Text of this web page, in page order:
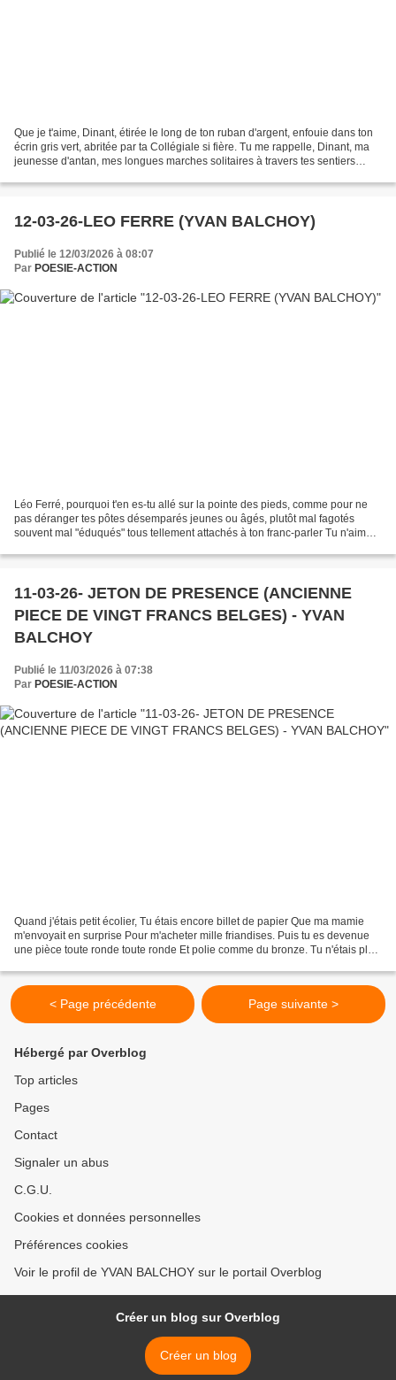
Que je t'aime, Dinant, étirée le long de ton ruban d'argent, enfouie dans ton
écrin gris vert, abritée par ta Collégiale si fière. Tu me rappelle, Dinant, ma
jeunesse d'antan, mes longues marches solitaires à travers tes sentiers
12-03-26-LEO FERRE (YVAN BALCHOY)
Publié le 12/03/2026 à 08:07
Par POESIE-ACTION
Léo Ferré, pourquoi t'en es-tu allé sur la pointe des pieds, comme pour ne
pas déranger tes pôtes désemparés jeunes ou âgés, plutôt mal fagotés
souvent mal "éduqués" tous tellement attachés à ton franc-parler Tu n'aimais
11-03-26- JETON DE PRESENCE (ANCIENNE
PIECE DE VINGT FRANCS BELGES) - YVAN
BALCHOY
Publié le 11/03/2026 à 07:38
Par POESIE-ACTION
Quand j'étais petit écolier, Tu étais encore billet de papier Que ma mamie
m'envoyait en surprise Pour m'acheter mille friandises. Puis tu es devenue
une pièce toute ronde toute ronde Et polie comme du bronze. Tu n'étais plus
< Page précédente Page suivante >
Hébergé par Overblog
Top articles
Pages
Contact
Signaler un abus
C.G.U.
Cookies et données personnelles
Préférences cookies
Voir le profil de YVAN BALCHOY sur le portail Overblog
Créer un blog sur Overblog
Créer un blog